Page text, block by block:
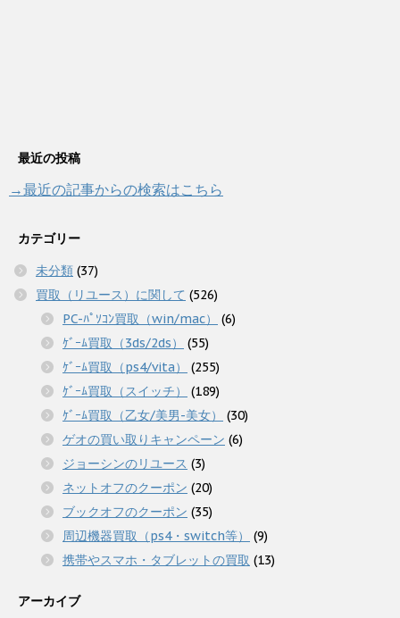
最近の投稿
→最近の記事からの検索はこちら
カテゴリー
未分類 (37)
買取（リユース）に関して (526)
PC-ﾊﾟｿｺﾝ買取（win/mac）
(6)
ｹﾞｰﾑ買取（3ds/2ds）
(55)
ｹﾞｰﾑ買取（ps4/vita）
(255)
ｹﾞｰﾑ買取（スイッチ）
(189)
ｹﾞｰﾑ買取（乙女/美男-美女）
(30)
ゲオの買い取りキャンペーン (6)
ジョーシンのリユース (3)
ネットオフのクーポン (20)
ブックオフのクーポン (35)
周辺機器買取（ps4・switch等）
(9)
携帯やスマホ・タブレットの買取 (13)
アーカイブ